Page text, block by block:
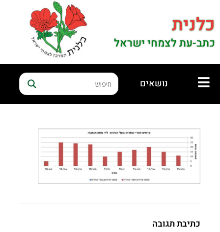
כלנית
כתב-עת לצמחי ישראל
נושאים
כתיבת תגובה